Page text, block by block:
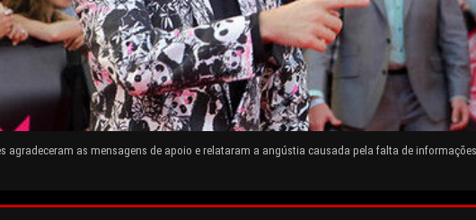
agradeceram as mensagens de apoio e relataram a angústia causada pela falta de informações